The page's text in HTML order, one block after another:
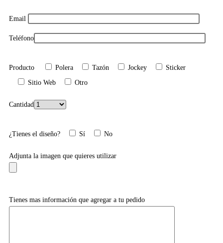
Email
Teléfono
Producto Polera Tazón Jockey
Sticker
Sitio Web
Otro
Cantidad
¿Tienes el diseño? Sí No
Adjunta la imagen que quieres utilizar
Tienes mas información que agregar a tu pedido